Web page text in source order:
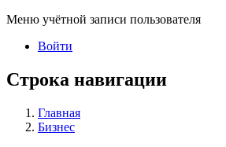
Меню учётной записи пользователя
Войти
Строка навигации
Главная
Бизнес